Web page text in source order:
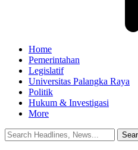
Home
Pemerintahan
Legislatif
Universitas Palangka Raya
Politik
Hukum & Investigasi
More